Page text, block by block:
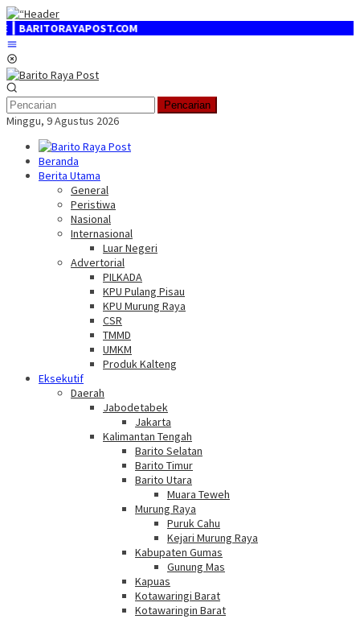
Loncat
ke
konten
Pencarian
Minggu, 9 Agustus 2026
Beranda
Berita Utama
General
Peristiwa
Nasional
Internasional
Luar Negeri
Advertorial
PILKADA
KPU Pulang Pisau
KPU Murung Raya
CSR
TMMD
UMKM
Produk Kalteng
Eksekutif
Daerah
Jabodetabek
Jakarta
Kalimantan Tengah
Barito Selatan
Barito Timur
Barito Utara
Muara Teweh
Murung Raya
Puruk Cahu
Kejari Murung Raya
Kabupaten Gumas
Gunung Mas
Kapuas
Kotawaringi Barat
Kotawaringin Barat